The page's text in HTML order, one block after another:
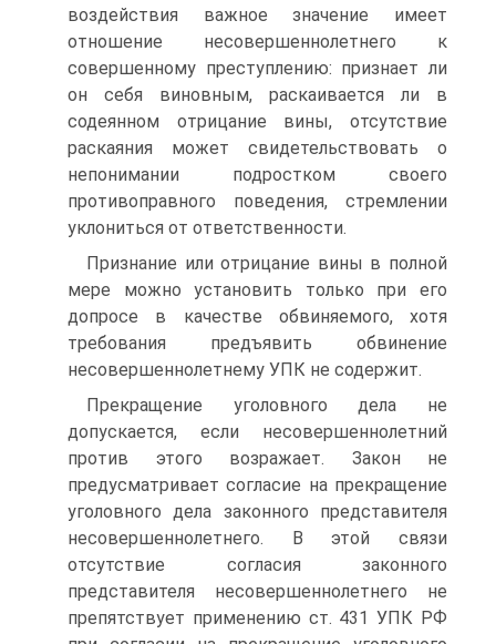
воздействия важное значение имеет
отношение несовершеннолетнего к
совершенному преступлению: признает ли
он себя виновным, раскаивается ли в
содеянном отрицание вины, отсутствие
раскаяния может свидетельствовать о
непонимании подростком своего
противоправного поведения, стремлении
уклониться от ответственности.
Признание или отрицание вины в полной
мере можно установить только при его
допросе в качестве обвиняемого, хотя
требования предъявить обвинение
несовершеннолетнему УПК не содержит.
Прекращение уголовного дела не
допускается, если несовершеннолетний
против этого возражает. Закон не
предусматривает согласие на прекращение
уголовного дела законного представителя
несовершеннолетнего. В этой связи
отсутствие согласия законного
представителя несовершеннолетнего не
препятствует применению ст. 431 УПК РФ